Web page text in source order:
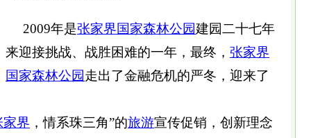
2009年是张家界国家森林公园建园二十七年
来迎接挑战、战胜困难的一年，最终， 张家界
国家森林公园走出了金融危机的严冬，迎来了
家界 ，情系珠三角”的旅游宣传促销，创新理念